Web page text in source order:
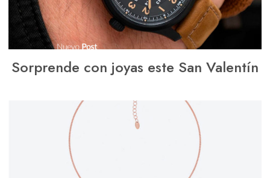
Sorprende con joyas este San Valentín